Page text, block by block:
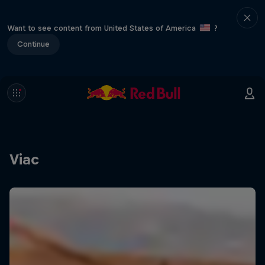
Want to see content from United States of America
?
Continue
Viac